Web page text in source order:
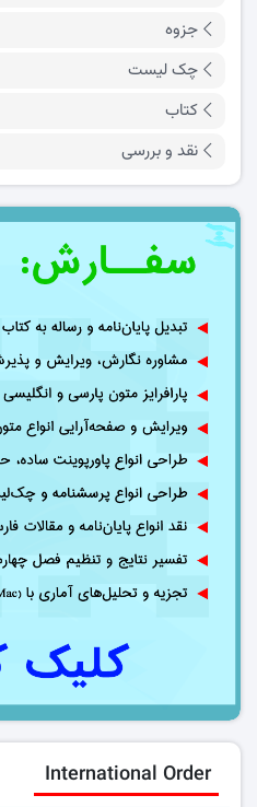
جزوه
چک لیست
کتاب
نقد و بررسی
International Order